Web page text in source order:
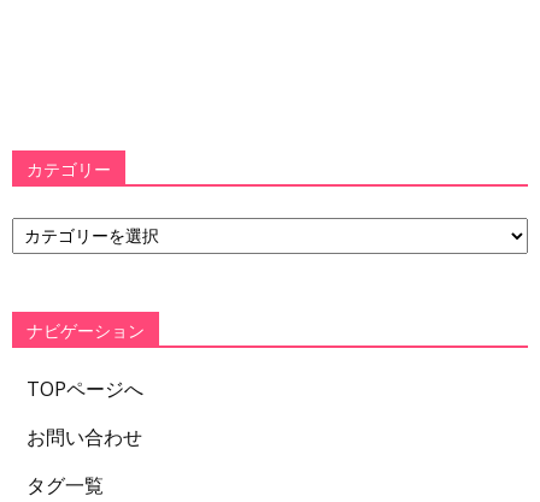
カテゴリー
カ
テ
ー
ナビゲーション
TOPページへ
お問い合わせ
タグ一覧